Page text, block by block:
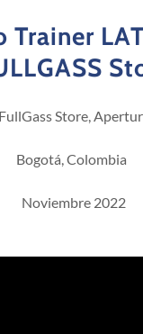
Trainer
FullGass Store,
Bogotá, Colombia
Noviembre 2022